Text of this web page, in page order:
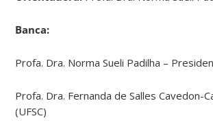
Banca:
Profa. Dra. Norma Sueli Padilha –
Profa. Dra. Fernanda de Salles Cavedon-
(UFSC)